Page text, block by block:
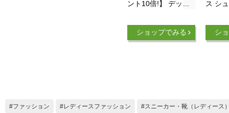
ント10倍!】 デッド
70's 80's ビンテージ
★ Miner USA マイナ
代 トレーニング キ
ショップでみる
ス シ
ング
ング
シ
ファッション レディースファッション スニーカー・靴（レディース